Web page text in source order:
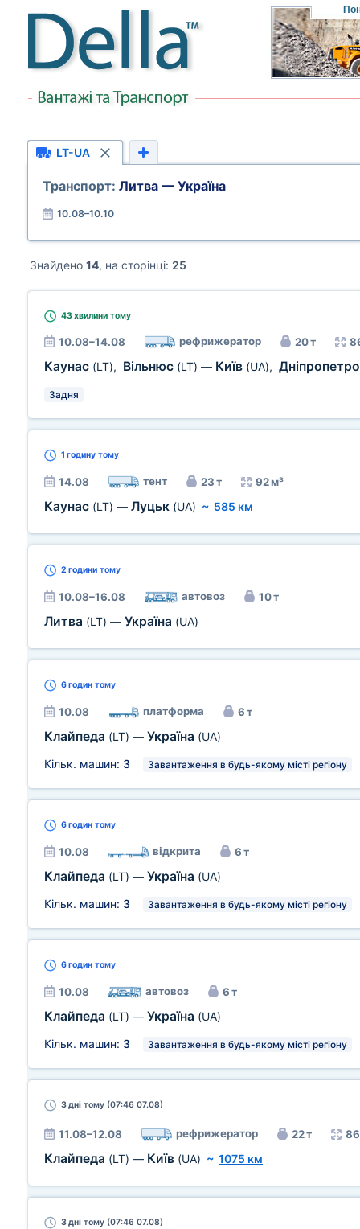
LT-UA
Транспорт: Литва — Україна
10.08–10.10
Знайдено 14, на сторінці: 25
43 хвилини тому
10.08–14.08 рефрижератор 20 т
Каунас (LT), Вільнюс (LT) — Київ (UA),
Задня
1 годину тому
14.08 тент 23 т 92 м³
Каунас (LT) — Луцьк (UA) ~ 585 км
2 години тому
10.08–16.08 автовоз 10 т
Литва (LT) — Україна (UA)
6 годин тому
10.08 платформа 6 т
Клайпеда (LT) — Україна (UA)
Кільк. машин: 3 Завантаження в будь-якому місті регіону
6 годин тому
10.08 відкрита 6 т
Клайпеда (LT) — Україна (UA)
Кільк. машин: 3 Завантаження в будь-якому місті регіону
6 годин тому
10.08 автовоз 6 т
Клайпеда (LT) — Україна (UA)
Кільк. машин: 3 Завантаження в будь-якому місті регіону
3 дні тому (07:46 07.08)
11.08–12.08 рефрижератор 22 т
Клайпеда (LT) — Київ (UA) ~ 1075 км
3 дні тому (07:46 07.08)